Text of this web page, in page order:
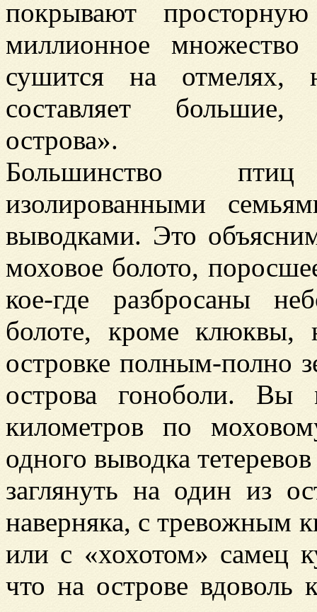
покрывают
миллионное множество
сушится на отмелях,
составляет
острова».
Большинство
изолированными
выводками. Это
моховое болото,
кое-где разбросаны
болоте, кроме клюквы,
островке полным-полно
острова гоноболи. Вы
километров по
одного выводка
заглянуть на один из
наверняка, с тревожным
или с «хохотом» самец
что на острове вдоволь